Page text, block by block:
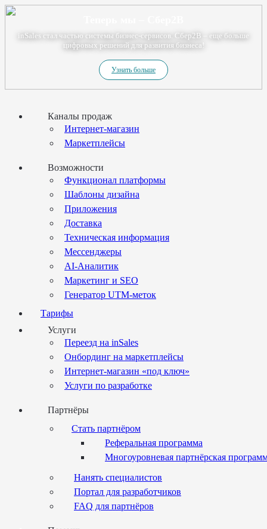
inSales стал частью системы бизнес-сервисов. Сбер2В – еще больше
цифровых решений для развития бизнеса!
Узнать больше
Каналы продаж
Интернет-магазин
Маркетплейсы
Возможности
Функционал платформы
Шаблоны дизайна
Приложения
Доставка
Техническая информация
Мессенджеры
AI-Аналитик
Маркетинг и SEO
Генератор UTM-меток
Тарифы
Услуги
Переезд на inSales
Онбординг на маркетплейсы
Интернет-магазин «под ключ»
Услуги по разработке
Партнёры
Стать партнёром
Реферальная программа
Многоуровневая партнёрская
Нанять специалистов
Портал для разработчиков
FAQ для партнёров